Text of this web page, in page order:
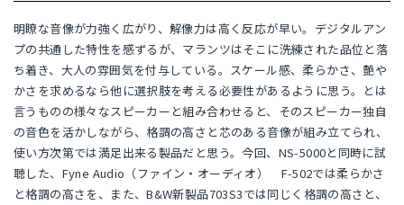
明瞭な音像が力強く広がり、解像力は高く反応が早い。デジタルアン
プの共通した特性を感ずるが、マランツはそこに洗練された品位と落
ち着き、大人の雰囲気を付与している。スケール感、柔らかさ、艶や
かさを求めるなら他に選択肢を考える必要性があるように思う。とは
言うものの様々なスピーカーと組み合わせると、そのスピーカー独自
の音色を活かしながら、格調の高さと芯のある音像が組み立てられ、
使い方次第では満足出来る製品だと思う。今回、NS-5000と同時に試
聴した、Fyne Audio（ファイン・オーディオ） F-502では柔らかさ
と格調の高さを、また、B&W新製品703S3では同じく格調の高さと、